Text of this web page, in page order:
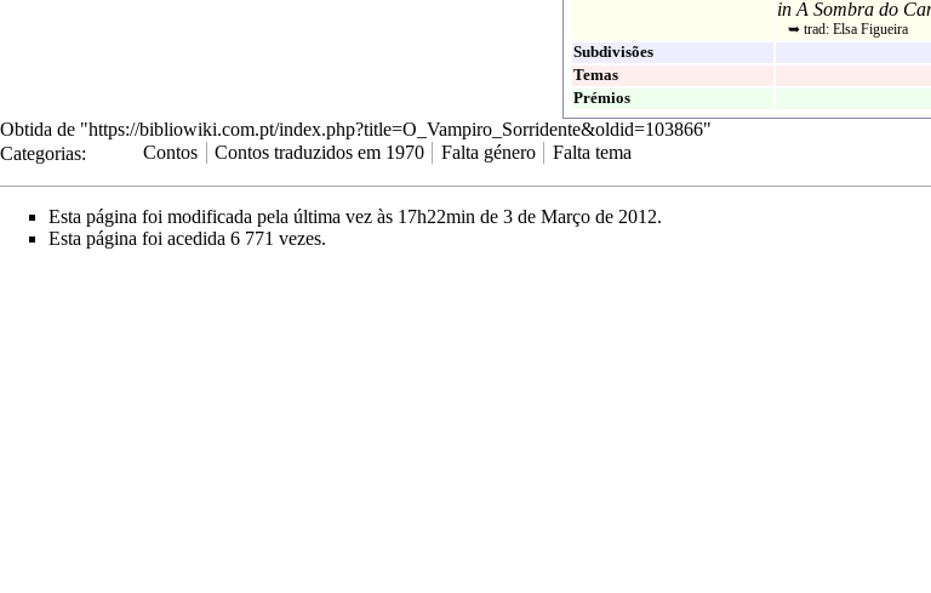
in A Sombra do
➥ trad: Elsa Figueira
Subdivisões
Temas
Prémios
Obtida de "https://bibliowiki.com.pt/index.php?title=O_Vampiro_Sorridente&oldid=103866"
Categorias: Contos Contos traduzidos em 1970 Falta género Falta tema
Esta página foi modificada pela última vez às 17h22min de 3 de Março de 2012.
Esta página foi acedida 6 771 vezes.